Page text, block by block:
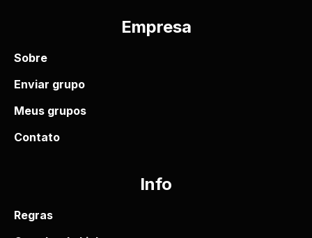
Empresa
Sobre
Enviar grupo
Meus grupos
Contato
Info
Regras